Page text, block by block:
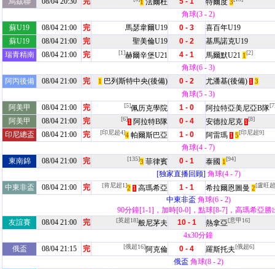
1 法爾杜 特爾度 3
角球(3 - 2)
蘇U19
08/04 21:00 完 馬瑟韋爾U19 0 - 3
喜百年U19
蘇U19
08/04 21:00 完 聖美倫U19 0 - 2
基馬諾克U19
瑞青精南
08/04 21:00 完 [1]赫爾辛堡U21 4 - 1 馬爾默U21 1[2]
角球(6 - 3)
阿丙後備
08/04 21:00 完 1 巴列斯特中央(後備) 0 - 2 尤潘基(後備) 1 3
角球(5 - 3)
阿美甲
08/04 21:00 完 [5]佩历克學院 1 - 0 阿拉特亞美尼亞B隊
阿美甲 08/04 21:00 完 [6]1 阿拉特B隊 0 - 4 安德拉尼克 1 [8]
印尼總盃 08/04 21:00 完 [印尼超4]4 帕爾斯巴亞 1 - 0 阿雷瑪 1 5[印尼超9]
角球(4 - 7)
東南錦
08/04 21:00 完 [135]3 菲律賓 0 - 1 泰國 1[94]
[独家直播回顾] 角球(4 - 7)
中東非盃
08/04 21:00 完 [肯尼超1]2 1 高瑪希亞 1 - 1 希拉爾恩圖曼 2[盧旺
中東非盃 角球(6 - 2)
90分鐘[1-1]，加時[0-0]，點球[8-7]，高瑪希亞勝
友誼賽
08/04 21:00 完 [英超18]般尼茅夫 10 - 1 熱拿亞[意甲16]
4x30分鐘
俄盃
08/04 21:15 完 [俄超16]阿克倫 0 - 4 羅斯托夫[俄超6]
俄盃 角球(8 - 2)